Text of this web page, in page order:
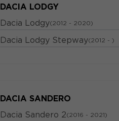
DACIA LODGY
Dacia Lodgy(2012 - 2020)
Dacia Lodgy Stepway(2012 - )
DACIA SANDERO
Dacia Sandero 2(2016 - 2021)